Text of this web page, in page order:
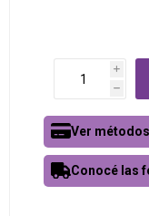
i
h
Ver
Conocé las